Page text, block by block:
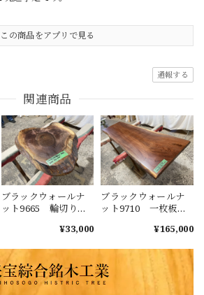
この商品をアプリで見る
通報する
関連商品
ブラックウォールナ
ット9665 輪切り
620ｘ550ｘ45mm カ
テーブル ダイニン
グテーブル
¥33,000
ブラックウォールナ
ット9710 一枚板無
640-600-540ｘ44mm
ーブル センターテ
ーブル テーブル
¥165,000